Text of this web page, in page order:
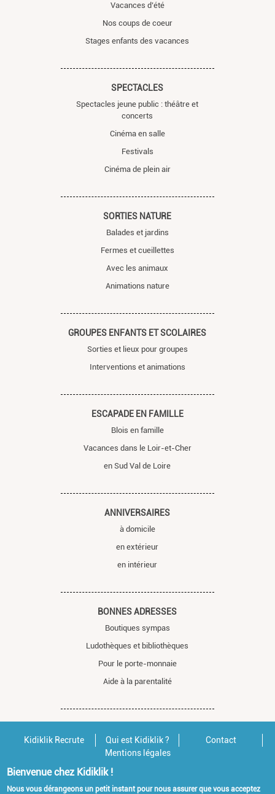
Vacances d’été
Nos coups de coeur
Stages enfants des vacances
SPECTACLES
Spectacles jeune public : théâtre et
concerts
Cinéma en salle
Festivals
Cinéma de plein air
SORTIES NATURE
Balades et jardins
Fermes et cueillettes
Avec les animaux
Animations nature
GROUPES ENFANTS ET SCOLAIRES
Sorties et lieux pour groupes
Interventions et animations
ESCAPADE EN FAMILLE
Blois en famille
Vacances dans le Loir-et-Cher
en Sud Val de Loire
ANNIVERSAIRES
à domicile
en extérieur
en intérieur
BONNES ADRESSES
Boutiques sympas
Ludothèques et bibliothèques
Pour le porte-monnaie
Aide à la parentalité
Kidiklik Recrute Qui est Kidiklik ?
Contact
Mentions légales
Bienvenue chez Kidiklik !
Nous vous dérangeons un petit instant pour nous assurer que vous acceptez